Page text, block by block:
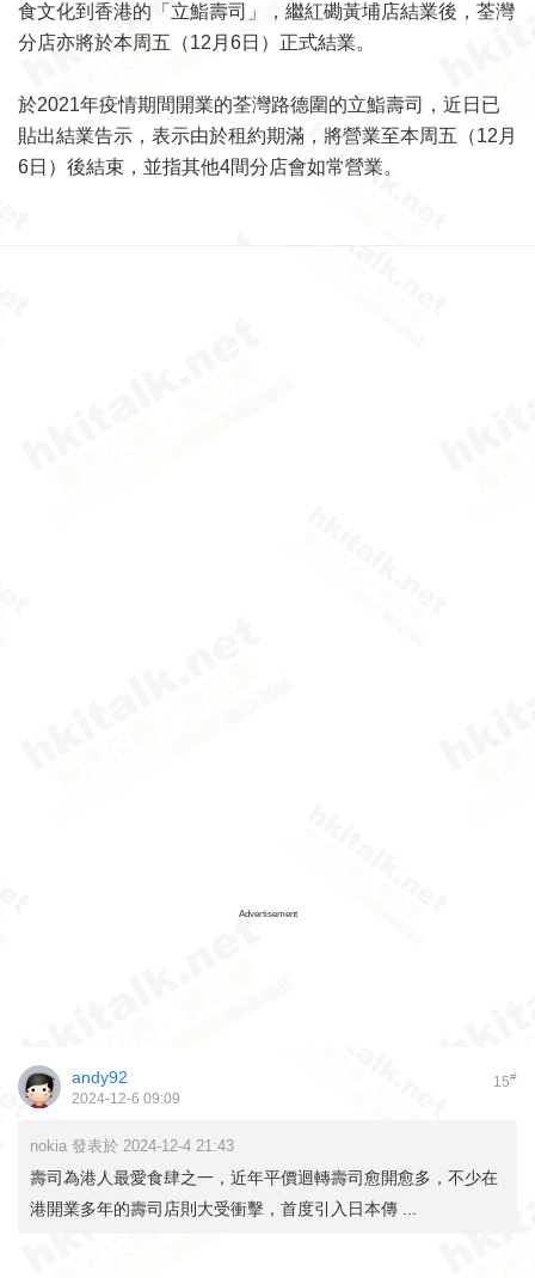
食文化到香港的「立鮨壽司」，繼紅磡黃埔店結業後，荃灣
分店亦將於本周五（12月6日）正式結業。
於2021年疫情期間開業的荃灣路德圍的立鮨壽司，近日已
貼出結業告示，表示由於租約期滿，將營業至本周五（12月
6日）後結束，並指其他4間分店會如常營業。
Advertisement
15#
andy92
2024-12-6 09:09
nokia 發表於 2024-12-4 21:43
壽司為港人最愛食肆之一，近年平價迴轉壽司愈開愈多，不少在
港開業多年的壽司店則大受衝擊，首度引入日本傳 ...